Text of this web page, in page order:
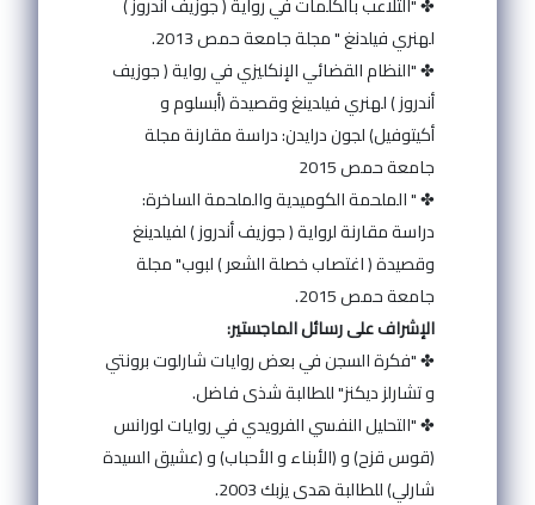
لهنري فيلدنغ " مجلة جامعة حمص 2013.
✤ "النظام القضائي الإنكليزي في رواية ( جوزيف
أندروز ) لهنري فيلدينغ وقصيدة (أبسلوم و
أكيتوفيل) لجون درايدن: دراسة مقارنة مجلة
جامعة حمص 2015
✤ " الملحمة الكوميدية والملحمة الساخرة:
دراسة مقارنة لرواية ( جوزيف أندروز ) لفيلدينغ
وقصيدة ( اغتصاب خصلة الشعر ) لبوب" مجلة
جامعة حمص 2015.
الإشراف على رسائل الماجستير:
✤ "فكرة السجن في بعض روايات شارلوت برونتي
و تشارلز ديكنز" للطالبة شذى فاضل.
✤ "التحليل النفسي الفرويدي في روايات لورانس
(قوس قزح) و (الأبناء و الأحباب) و (عشيق السيدة
شارلي) للطالبة هدى يزبك 2003.